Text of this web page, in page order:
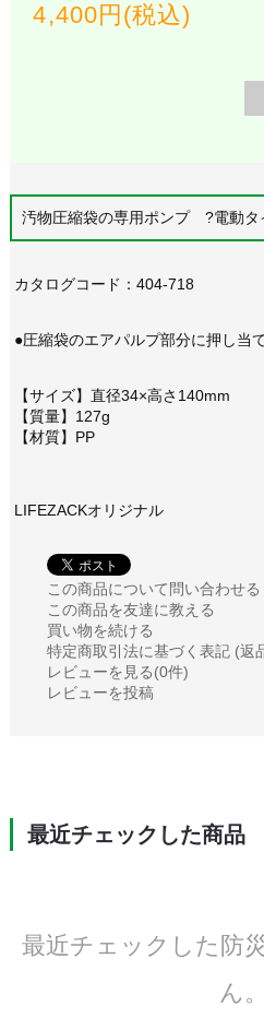
4,400円(税込)
汚物圧縮袋の専用ポンプ ?電動タ
カタログコード：404-718
●圧縮袋のエアパルプ部分に押し当
【サイズ】直径34×高さ140mm
【質量】127g
【材質】PP
LIFEZACKオリジナル
この商品について問い合わせる
この商品を友達に教える
買い物を続ける
特定商取引法に基づく表記 (返
レビューを見る(0件)
レビューを投稿
最近チェックした商品
最近チェックした防
ん。